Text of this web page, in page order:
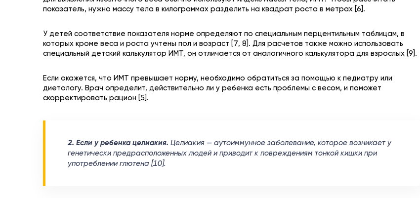
показатель, нужно массу тела в килограммах разделить на квадрат роста в метрах [6].
У детей соответствие показателя норме определяют по специальным перцентильным таблицам, в
которых кроме веса и роста учтены пол и возраст [7, 8]. Для расчетов также можно использовать
специальный детский калькулятор ИМТ, он отличается от аналогичного калькулятора для взрослых [9].
Если окажется, что ИМТ превышает норму, необходимо обратиться за помощью к педиатру или
диетологу. Врач определит, действительно ли у ребенка есть проблемы с весом, и поможет
скорректировать рацион [5].
2. Если у ребенка целиакия. Целиакия — аутоиммунное заболевание, которое возникает у
генетически предрасположенных людей и приводит к повреждениям тонкой кишки при
употреблении глютена [10].